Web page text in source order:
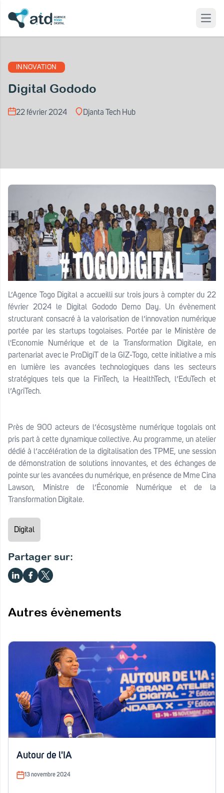
INNOVATION
Digital Gododo
22 février 2024 Djanta Tech Hub
L’Agence Togo Digital a accueilli sur trois jours à compter du 22
février 2024 le Digital Gododo Demo Day. Un évènement
structurant consacré à la valorisation de l’innovation numérique
portée par les startups togolaises. Portée par le Ministère de
l'Economie Numérique et de la Transformation Digitale, en
partenariat avec le ProDigiT de la GIZ-Togo, cette initiative a mis
en lumière les avancées technologiques dans les secteurs
stratégiques tels que la FinTech, la HealthTech, l’EduTech et
l’AgriTech.
Près de 900 acteurs de l’écosystème numérique togolais ont
pris part à cette dynamique collective. Au programme, un atelier
dédié à l’accélération de la digitalisation des TPME, une session
de démonstration de solutions innovantes, et des échanges de
pointe sur les avancées du numérique, en présence de Mme Cina
Lawson, Ministre de l’Économie Numérique et de la
Transformation Digitale.
Digital
Partager sur:
Autres évènements
Autour de l'IA
13 novembre 2024